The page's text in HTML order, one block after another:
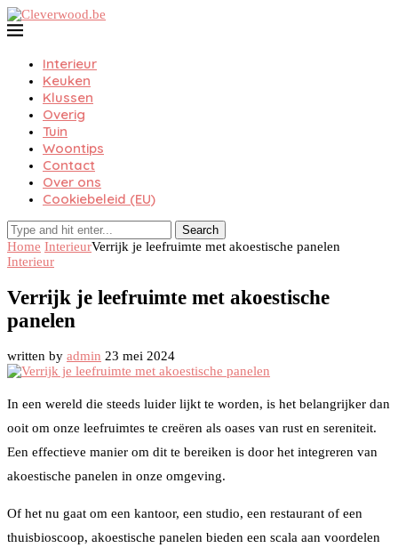
Interieur
Keuken
Klussen
Overig
Tuin
Woontips
Contact
Over ons
Cookiebeleid (EU)
Search
Home InterieurVerrijk je leefruimte met akoestische panelen
Interieur
Verrijk je leefruimte met akoestische
panelen
written by admin 23 mei 2024
In een wereld die steeds luider lijkt te worden, is het belangrijker dan
ooit om onze leefruimtes te creëren als oases van rust en sereniteit.
Een effectieve manier om dit te bereiken is door het integreren van
akoestische panelen in onze omgeving.
Of het nu gaat om een kantoor, een studio, een restaurant of een
thuisbioscoop, akoestische panelen bieden een scala aan voordelen